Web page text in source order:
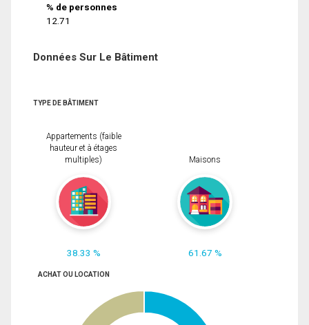
% de personnes
12.71
Données Sur Le Bâtiment
TYPE DE BÂTIMENT
Appartements (faible
hauteur et à étages
multiples)
38.33 %
Maisons
61.67 %
ACHAT OU LOCATION